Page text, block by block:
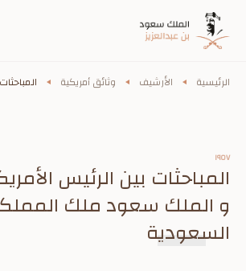
الرئيسية الأرشيف وثائق أمريكية
١٩٥٧
المباحثات بين الرئيس
و الملك سعود ملك
السعودية